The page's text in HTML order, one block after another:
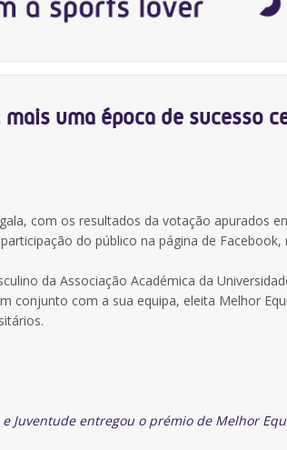
uma época de sucesso
com os resultados da votação apurados
do público na página de
da Associação Académica da
conjunto com a sua equipa, eleita Melhor
Juventude entregou o prémio de Melhor